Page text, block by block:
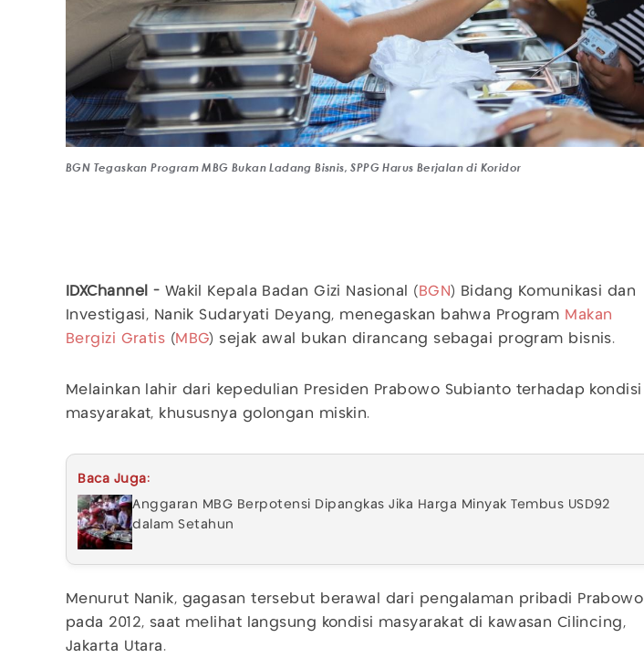
BGN Tegaskan Program MBG Bukan Ladang Bisnis, SPPG Harus Berjalan di Koridor
IDXChannel - Wakil Kepala Badan Gizi Nasional ( BGN ) Bidang Komunikasi dan
Investigasi, Nanik Sudaryati Deyang, menegaskan bahwa Program Makan
Bergizi Gratis ( MBG) sejak awal bukan dirancang sebagai program bisnis.
Melainkan lahir dari kepedulian Presiden Prabowo Subianto terhadap kondisi
masyarakat, khususnya golongan miskin.
Baca Juga:
Anggaran MBG Berpotensi Dipangkas Jika Harga Minyak Tembus USD92
dalam Setahun
Menurut Nanik, gagasan tersebut berawal dari pengalaman pribadi Prabowo
pada 2012, saat melihat langsung kondisi masyarakat di kawasan Cilincing,
Jakarta Utara.